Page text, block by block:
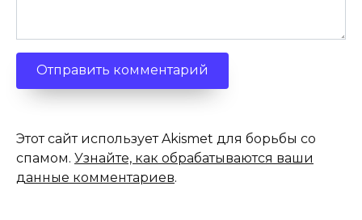
Этот сайт использует Akismet для борьбы со
спамом. Узнайте, как обрабатываются ваши
данные комментариев.